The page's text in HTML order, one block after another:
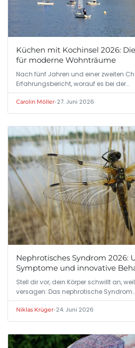
Küchen mit Kochinsel 2026:
für moderne Wohnträume
Nach fünf Jahren und einer zweiten
Erfahrungsbericht, worauf es bei der…
Carolin Möller•27. Juni 2026
Nephrotisches Syndrom 2026:
Symptome und innovative
Stell dir vor, dein Körper schwillt an,
versagen: Das nephrotische Syndrom…
Niklas Krüger•24. Juni 2026